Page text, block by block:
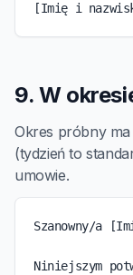
[Imię i
9. W
Okres próbny
(tydzień to
umowie.
Szanowny/a
Niniejszym